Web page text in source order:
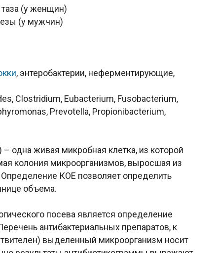
(у женщин)
(у мужчин)
, энтеробактерии, неферментирующие,
Clostridium, Eubacterium, Fusobacterium,
Prevotella, Propionibacterium,
одна живая микробная клетка, из которой
колония микроорганизмов, выросшая из
КОЕ позволяет определить
объема.
посева является определение
антибактериальных препаратов, к
выделенный микроорганизм носит